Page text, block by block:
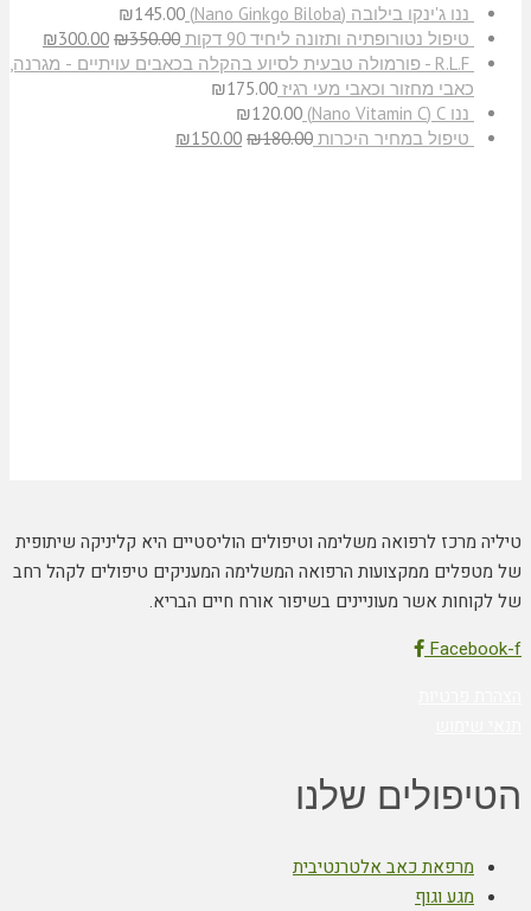
​ננו ג'ינקו בילובה (Nano Ginkgo Biloba) ₪145.00
טיפול נטורופתיה ותזונה ליחיד 90 דקות
₪350.00
₪300.00
R.L.F - פורמולה טבעית לסיוע בהקלה בכאבים עויתיים - מגרנה,
כאבי מחזור וכאבי מעי רגיז
₪175.00
ננו C‏ (Nano Vitamin C)
₪120.00
טיפול במחיר היכרות
₪180.00
₪150.00
טיליה מרכז לרפואה משלימה וטיפולים הוליסטיים היא קליניקה שיתופית
של מטפלים ממקצועות הרפואה המשלימה המעניקים טיפולים לקהל רחב
של לקוחות אשר מעוניינים בשיפור אורח חיים הבריא.
Facebook-f
הטיפולים שלנו
מרפאת כאב אלטרנטיבית
מגע וגוף